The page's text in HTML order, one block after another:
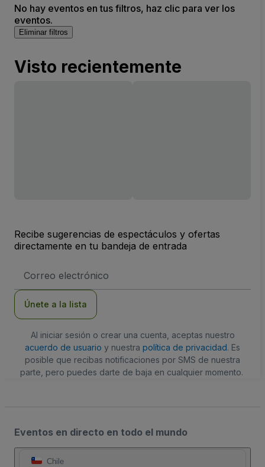
No hay eventos en tus filtros, haz clic para ver los
eventos.
Eliminar filtros
Visto recientemente
Recibe sugerencias de espectáculos y ofertas
directamente en tu bandeja de entrada
de
Únete a la lista
Al iniciar sesión o crear una cuenta, aceptas nuestro
acuerdo de usuario y nuestra política de privacidad. Es
posible que recibas notificaciones por SMS de nuestra
parte, pero puedes darte de baja en cualquier momento.
Eventos en directo en todo el mundo
Chile